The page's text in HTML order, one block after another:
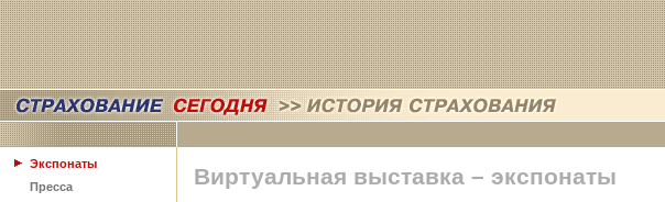
Экспонаты
Пресса
Виртуальная выставка – экспонаты